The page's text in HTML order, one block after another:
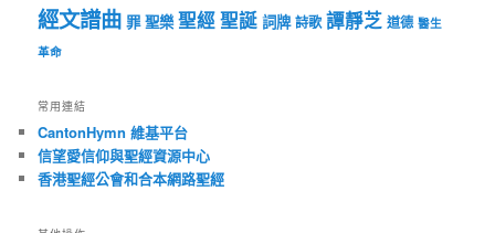
經文譜曲 罪 聖樂 聖經聖誕 詞牌 詩歌 譚靜芝 道德 醫生
革命
常用連結
CantonHymn 維基平台
信望愛信仰與聖經資源中心
香港聖經公會和合本網路聖經